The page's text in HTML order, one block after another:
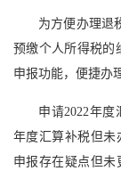
为方便办理退
预缴个人所得税的
申报功能，便捷办
申请2022年
年度汇算补税但未
申报存在疑点但未